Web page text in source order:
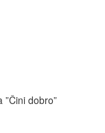
”Čini dobro”